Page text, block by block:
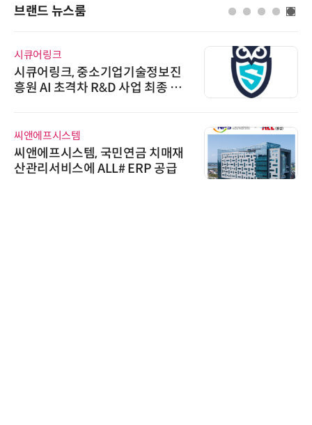
브랜드 뉴스룸
시큐어링크
시큐어링크, 중소기업기술정보진
흥원 AI 초격차 R&D 사업 최종 선
씨앤에프시스템
씨앤에프시스템, 국민연금 치매재
산관리서비스에 ALL# ERP 공급